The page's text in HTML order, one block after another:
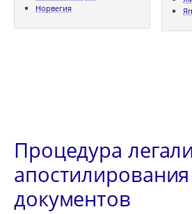
Норвегия
Процедура
апостилирования
документов